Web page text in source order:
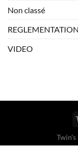
Non classé
REGLEMENTATION
VIDEO